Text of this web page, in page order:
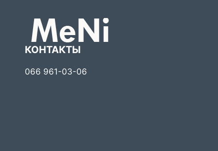
КОНТАКТЫ
066 961-03-06